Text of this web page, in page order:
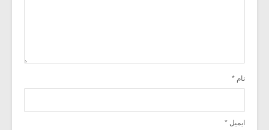
نام *
ایمیل *